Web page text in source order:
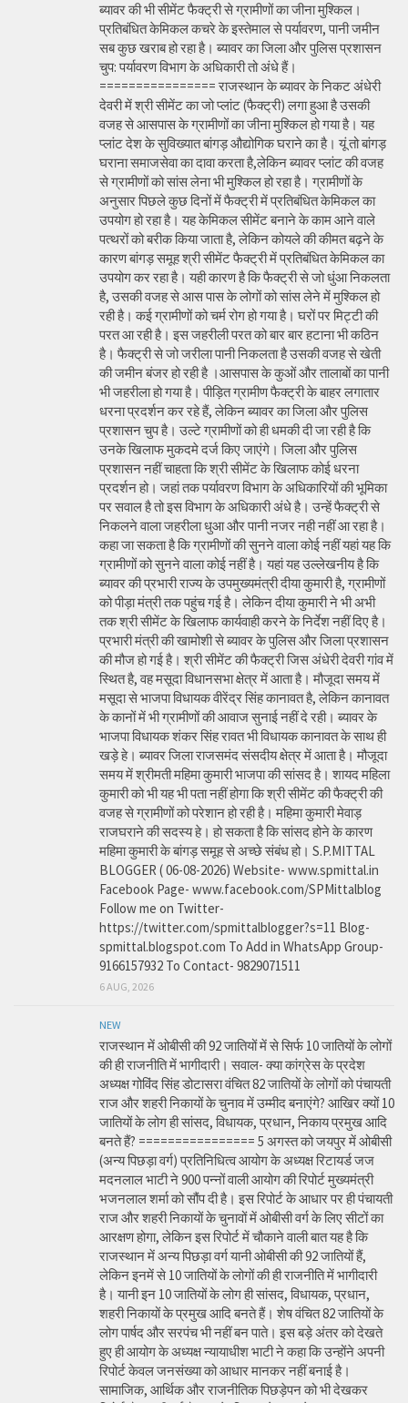
ब्यावर की भी सीमेंट फैक्ट्री से ग्रामीणों का जीना मुश्किल।
प्रतिबंधित केमिकल कचरे के इस्तेमाल से पर्यावरण, पानी जमीन
सब कुछ खराब हो रहा है। ब्यावर का जिला और पुलिस प्रशासन
चुप: पर्यावरण विभाग के अधिकारी तो अंधे हैं।
================ राजस्थान के ब्यावर के निकट अंधेरी
देवरी में श्री सीमेंट का जो प्लांट (फैक्ट्री) लगा हुआ है उसकी
वजह से आसपास के ग्रामीणों का जीना मुश्किल हो गया है। यह
प्लांट देश के सुविख्यात बांगड़ औद्योगिक घराने का है। यूं तो बांगड़
घराना समाजसेवा का दावा करता है,लेकिन ब्यावर प्लांट की वजह
से ग्रामीणों को सांस लेना भी मुश्किल हो रहा है। ग्रामीणों के
अनुसार पिछले कुछ दिनों में फैक्ट्री में प्रतिबंधित केमिकल का
उपयोग हो रहा है। यह केमिकल सीमेंट बनाने के काम आने वाले
पत्थरों को बरीक किया जाता है, लेकिन कोयले की कीमत बढ़ने के
कारण बांगड़ समूह श्री सीमेंट फैक्ट्री में प्रतिबंधित केमिकल का
उपयोग कर रहा है। यही कारण है कि फैक्ट्री से जो धुंआ निकलता
है, उसकी वजह से आस पास के लोगों को सांस लेने में मुश्किल हो
रही है। कई ग्रामीणों को चर्म रोग हो गया है। घरों पर मिट्टी की
परत आ रही है। इस जहरीली परत को बार बार हटाना भी कठिन
है। फैक्ट्री से जो जरीला पानी निकलता है उसकी वजह से खेती
की जमीन बंजर हो रही है ।आसपास के कुओं और तालाबों का पानी
भी जहरीला हो गया है। पीड़ित ग्रामीण फैक्ट्री के बाहर लगातार
धरना प्रदर्शन कर रहे हैं, लेकिन ब्यावर का जिला और पुलिस
प्रशासन चुप है। उल्टे ग्रामीणों को ही धमकी दी जा रही है कि
उनके खिलाफ मुकदमे दर्ज किए जाएंगे। जिला और पुलिस
प्रशासन नहीं चाहता कि श्री सीमेंट के खिलाफ कोई धरना
प्रदर्शन हो। जहां तक पर्यावरण विभाग के अधिकारियों की भूमिका
पर सवाल है तो इस विभाग के अधिकारी अंधे है। उन्हें फैक्ट्री से
निकलने वाला जहरीला धुआ और पानी नजर नही नहीं आ रहा है।
कहा जा सकता है कि ग्रामीणों की सुनने वाला कोई नहीं यहां यह कि
ग्रामीणों को सुनने वाला कोई नहीं है। यहां यह उल्लेखनीय है कि
ब्यावर की प्रभारी राज्य के उपमुख्यमंत्री दीया कुमारी है, ग्रामीणों
को पीड़ा मंत्री तक पहुंच गई है। लेकिन दीया कुमारी ने भी अभी
तक श्री सीमेंट के खिलाफ कार्यवाही करने के निर्देश नहीं दिए है।
प्रभारी मंत्री की खामोशी से ब्यावर के पुलिस और जिला प्रशासन
की मौज हो गई है। श्री सीमेंट की फैक्ट्री जिस अंधेरी देवरी गांव में
स्थित है, वह मसूदा विधानसभा क्षेत्र में आता है। मौजूदा समय में
मसूदा से भाजपा विधायक वीरेंद्र सिंह कानावत है, लेकिन कानावत
के कानों में भी ग्रामीणों की आवाज सुनाई नहीं दे रही। ब्यावर के
भाजपा विधायक शंकर सिंह रावत भी विधायक कानावत के साथ ही
खड़े हे। ब्यावर जिला राजसमंद संसदीय क्षेत्र में आता है। मौजूदा
समय में श्रीमती महिमा कुमारी भाजपा की सांसद है। शायद महिला
कुमारी को भी यह भी पता नहीं होगा कि श्री सीमेंट की फैक्ट्री की
वजह से ग्रामीणों को परेशान हो रही है। महिमा कुमारी मेवाड़
राजघराने की सदस्य हे। हो सकता है कि सांसद होने के कारण
महिमा कुमारी के बांगड़ समूह से अच्छे संबंध हो। S.P.MITTAL
BLOGGER ( 06-08-2026) Website- www.spmittal.in
Facebook Page- www.facebook.com/SPMittalblog
Follow me on Twitter-
https://twitter.com/spmittalblogger?s=11 Blog-
spmittal.blogspot.com To Add in WhatsApp Group-
9166157932 To Contact- 9829071511
6 AUG, 2026
NEW
राजस्थान में ओबीसी की 92 जातियों में से सिर्फ 10 जातियों के लोगों
की ही राजनीति में भागीदारी। सवाल- क्या कांग्रेस के प्रदेश
अध्यक्ष गोविंद सिंह डोटासरा वंचित 82 जातियों के लोगों को पंचायती
राज और शहरी निकायों के चुनाव में उम्मीद बनाएंगे? आखिर क्यों 10
जातियों के लोग ही सांसद, विधायक, प्रधान, निकाय प्रमुख आदि
बनते हैं? ================ 5 अगस्त को जयपुर में ओबीसी
(अन्य पिछड़ा वर्ग) प्रतिनिधित्व आयोग के अध्यक्ष रिटायर्ड जज
मदनलाल भाटी ने 900 पन्नों वाली आयोग की रिपोर्ट मुख्यमंत्री
भजनलाल शर्मा को सौंप दी है। इस रिपोर्ट के आधार पर ही पंचायती
राज और शहरी निकायों के चुनावों में ओबीसी वर्ग के लिए सीटों का
आरक्षण होगा, लेकिन इस रिपोर्ट में चौकाने वाली बात यह है कि
राजस्थान में अन्य पिछड़ा वर्ग यानी ओबीसी की 92 जातियों हैं,
लेकिन इनमें से 10 जातियों के लोगों की ही राजनीति में भागीदारी
है। यानी इन 10 जातियों के लोग ही सांसद, विधायक, प्रधान,
शहरी निकायों के प्रमुख आदि बनते हैं। शेष वंचित 82 जातियों के
लोग पार्षद और सरपंच भी नहीं बन पाते। इस बड़े अंतर को देखते
हुए ही आयोग के अध्यक्ष न्यायाधीश भाटी ने कहा कि उन्होंने अपनी
रिपोर्ट केवल जनसंख्या को आधार मानकर नहीं बनाई है।
सामाजिक, आर्थिक और राजनीतिक पिछड़ेपन को भी देखकर